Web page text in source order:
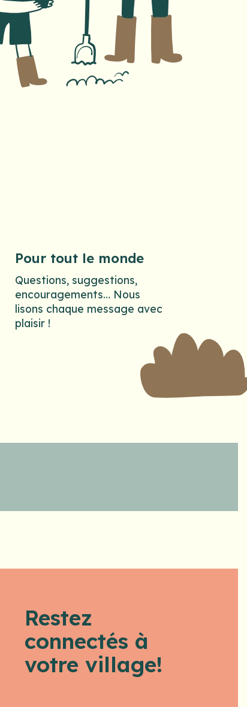
Pour tout le monde
Questions, suggestions,
encouragements… Nous
lisons chaque message avec
plaisir !
Restez
connectés à
votre village!